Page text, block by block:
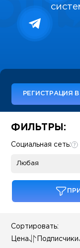
РЕГИСТРАЦИЯ В
Some SEO Title
ФИЛЬТРЫ:
Социальная сеть:
Любая
Сортировать:
Цена Подписчики